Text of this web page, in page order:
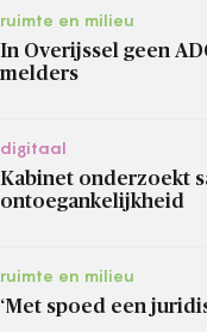
ruimte en milieu
In Overijssel geen
melders
digitaal
Kabinet onderzoekt
ontoegankelijkheid
ruimte en milieu
‘Met spoed een